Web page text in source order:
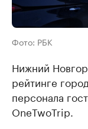
Фото: РБК
Нижний
рейтинге
персонала
OneTwoTrip.